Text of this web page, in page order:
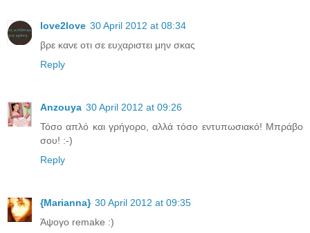
love2love 30 April 2012 at 08:34
βρε κανε οτι σε ευχαριστει μην σκας
Reply
Anzouya 30 April 2012 at 09:26
Τόσο απλό και γρήγορο, αλλά τόσο εντυπωσιακό! Μπράβο
σου! :-)
Reply
{Marianna} 30 April 2012 at 09:35
Άψογο remake :)